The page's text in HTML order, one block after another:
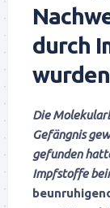
durch
wurden
Die
Gefängnis
gefunden
Impfstoffe